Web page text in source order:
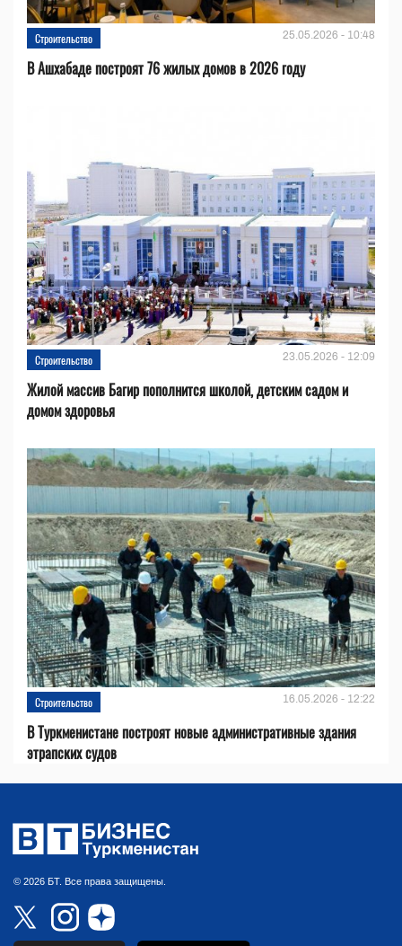
Строительство 25.05.2026 - 10:48
В Ашхабаде построят 76 жилых домов в 2026 году
Строительство 23.05.2026 - 12:09
Жилой массив Багир пополнится школой, детским садом и
домом здоровья
Строительство 16.05.2026 - 12:22
В Туркменистане построят новые административные здания
этрапских судов
© 2026 БТ. Все права защищены.